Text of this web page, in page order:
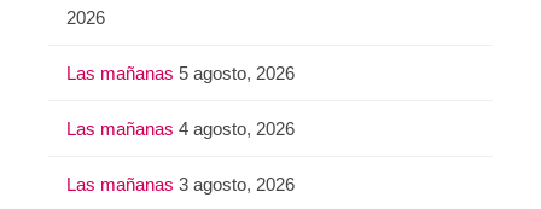
2026
Las mañanas 5 agosto, 2026
Las mañanas 4 agosto, 2026
Las mañanas 3 agosto, 2026